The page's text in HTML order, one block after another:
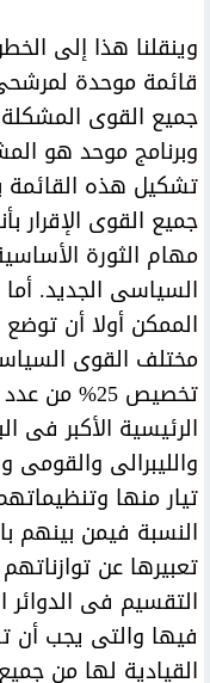
وينقلنا هذا إلى
قائمة موحدة
جميع القوى
وبرنامج موحد هو
تشكيل هذه القائمة
جميع القوى الإقرار
مهام الثورة
السياسى الجديد.
الممكن أولا أن
مختلف القوى
تخصيص 25%
الرئيسية الأكبر فى
والليبرالى والقومى
تيار منها
النسبة فيمن بينهم
تعبيرها عن
التقسيم فى الدوائر
فيها والتى يجب أن
القيادية لها من